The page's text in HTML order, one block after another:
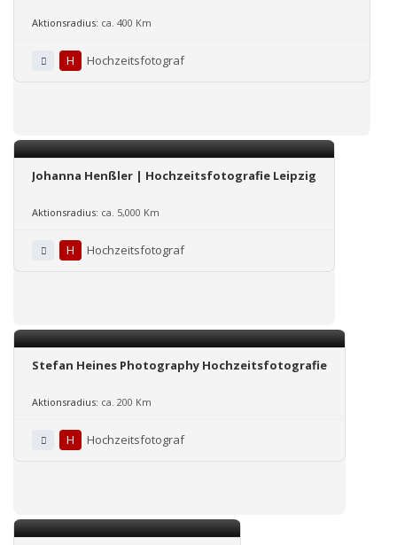
Aktionsradius: ca. 400 Km
H Hochzeitsfotograf
Johanna Henßler | Hochzeitsfotografie Leipzig
Aktionsradius: ca. 5,000 Km
H Hochzeitsfotograf
Stefan Heines Photography Hochzeitsfotografie
Aktionsradius: ca. 200 Km
H Hochzeitsfotograf